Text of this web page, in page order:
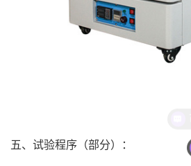
五、试验程序（部分）：